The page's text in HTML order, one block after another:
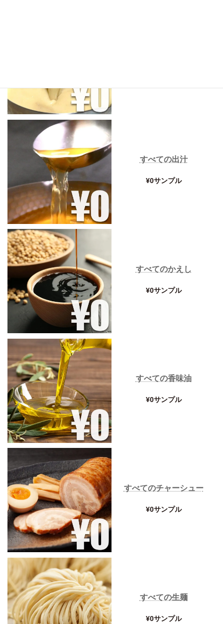
すべての出汁
¥0サンプル
すべてのかえし
¥0サンプル
すべての香味油
¥0サンプル
すべてのチャーシュー
¥0サンプル
すべての生麺
¥0サンプル